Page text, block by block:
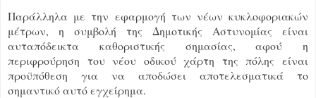
Παράλληλα με την εφαρμογή των νέων κυκλοφοριακών
μέτρων, η συμβολή της Δημοτικής Αστυνομίας είναι
αυταπόδεικτα καθοριστικής σημασίας, αφού η
περιφρούρηση του νέου οδικού χάρτη της πόλης είναι
προϋπόθεση για να αποδώσει αποτελεσματικά το
σημαντικό αυτό εγχείρημα.